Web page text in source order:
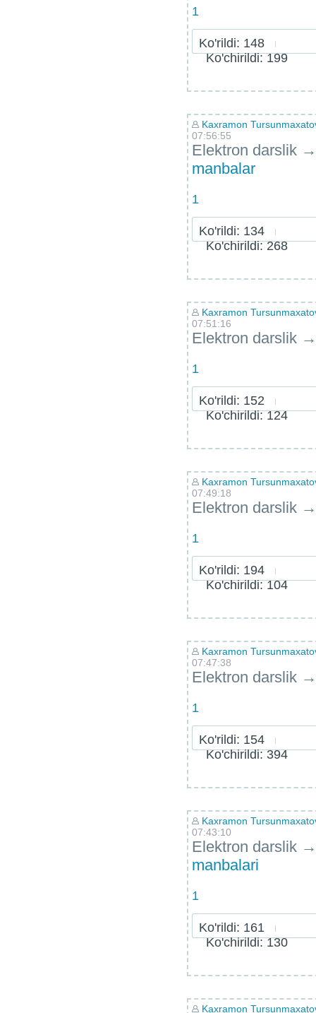
1
Ko'rildi: 148
Ko'chirildi: 199
Kaxramon
07:56:55
Elektron darslik →
manbalar
1
Ko'rildi: 134
Ko'chirildi: 268
Kaxramon
07:51:16
Elektron darslik →
1
Ko'rildi: 152
Ko'chirildi: 124
Kaxramon
07:49:18
Elektron darslik →
1
Ko'rildi: 194
Ko'chirildi: 104
Kaxramon
07:47:38
Elektron darslik →
1
Ko'rildi: 154
Ko'chirildi: 394
Kaxramon
07:43:10
Elektron darslik →
manbalari
1
Ko'rildi: 161
Ko'chirildi: 130
Kaxramon